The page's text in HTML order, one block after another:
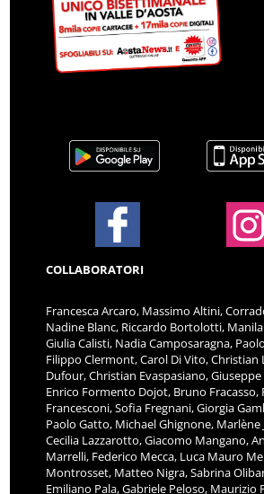
COLLABORATORI
Francesca Arcaro, Massimo Altini,
Nadine Blanc, Riccardo Bortolotti,
Giulia Calisti, Nadia Camposaragna,
Filippo Clermont, Carol Di Vito, Christian
Dufour, Christian Evaspasiano,
Enrico Formento Dojot, Bruno Fracasso,
Francesconi, Sofia Fregnani, Giorgia
Paolo Gatto, Michael Ghignone, Marlène
Cecilia Lazzarotto, Giacomo Mangano,
Marrelli, Federico Mecca, Luca Mauro
Montrosset, Matteo Nigra, Sabrina
Emiliano Pala, Gabriele Peloso, Maurizio